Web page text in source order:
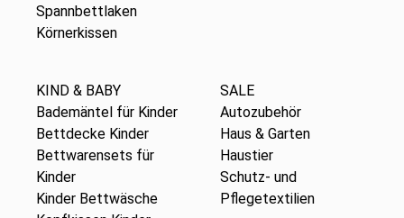
Spannbettlaken
Körnerkissen
KIND & BABY
Bademäntel für Kinder
Bettdecke Kinder
Bettwarensets für
Kinder
Kinder Bettwäsche
SALE
Autozubehör
Haus & Garten
Haustier
Schutz- und
Pflegetextilien